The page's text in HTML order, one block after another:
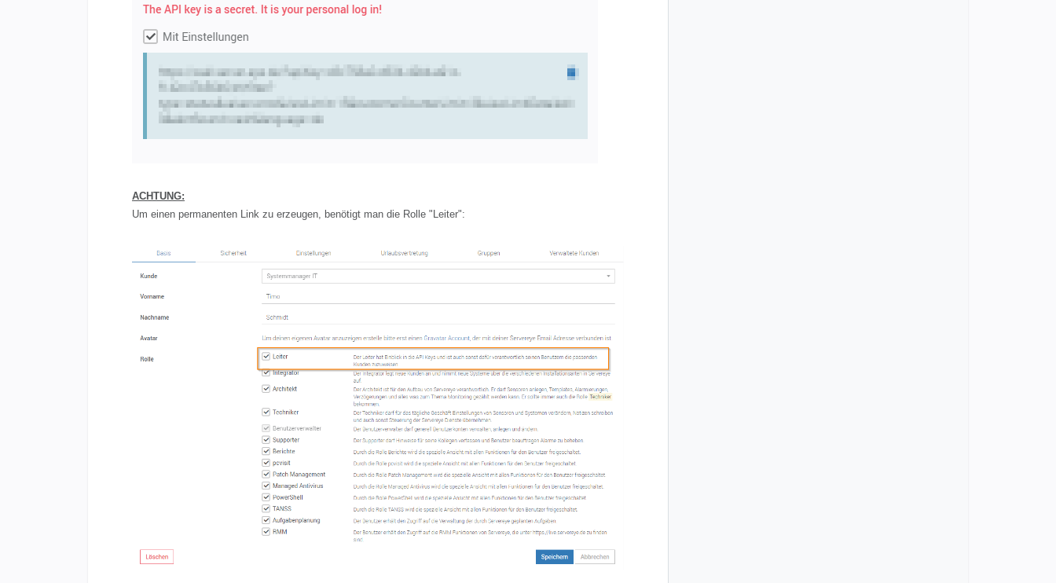
ACHTUNG:
Um einen permanenten Link zu erzeugen, benötigt man die Rolle "Leiter":